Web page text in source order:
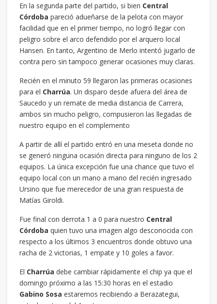
En la segunda parte del partido, si bien Central
Córdoba pareció adueñarse de la pelota con mayor
facilidad que en el primer tiempo, no logró llegar con
peligro sobre el arco defendido por el arquero local
Hansen. En tanto, Argentino de Merlo intentó jugarlo de
contra pero sin tampoco generar ocasiones muy claras.
Recién en el minuto 59 llegaron las primeras ocasiones
para el Charrúa. Un disparo desde afuera del área de
Saucedo y un remate de media distancia de Carrera,
ambos sin mucho peligro, compusieron las llegadas de
nuestro equipo en el complemento
A partir de allí el partido entró en una meseta donde no
se generó ninguna ocasión directa para ninguno de los 2
equipos. La única excepción fue una chance que tuvo el
equipo local con un mano a mano del recién ingresado
Ursino que fue merecedor de una gran respuesta de
Matías Giroldi.
Fue final con derrota 1 a 0 para nuestro Central
Córdoba quien tuvo una imagen algo desconocida con
respecto a los últimos 3 encuentros donde obtuvo una
racha de 2 victorias, 1 empate y 10 goles a favor.
El Charrúa debe cambiar rápidamente el chip ya que el
domingo próximo a las 15:30 horas en el estadio
Gabino Sosa estaremos recibiendo a Berazategui,